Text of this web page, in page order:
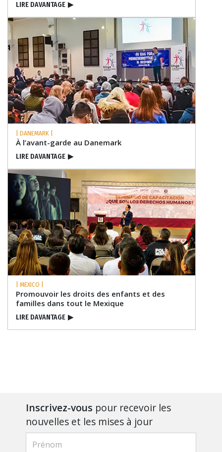
LIRE DAVANTAGE ▶
| DANEMARK |
À l’avant-garde au Danemark
LIRE DAVANTAGE ▶
| MEXICO |
Promouvoir les droits des enfants et des
familles dans tout le Mexique
LIRE DAVANTAGE ▶
Inscrivez-vous pour recevoir les
nouvelles et les mises à jour